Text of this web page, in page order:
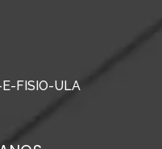
E-FISIO-ULA